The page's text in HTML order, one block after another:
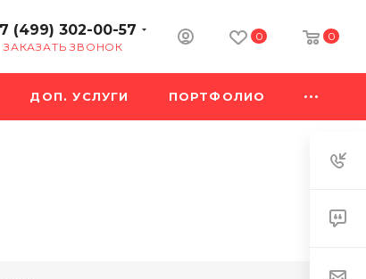
(499) 302-00-57
ЗАКАЗАТЬ ЗВОНОК
0 0
ДОП. УСЛУГИ ПОРТФОЛИО